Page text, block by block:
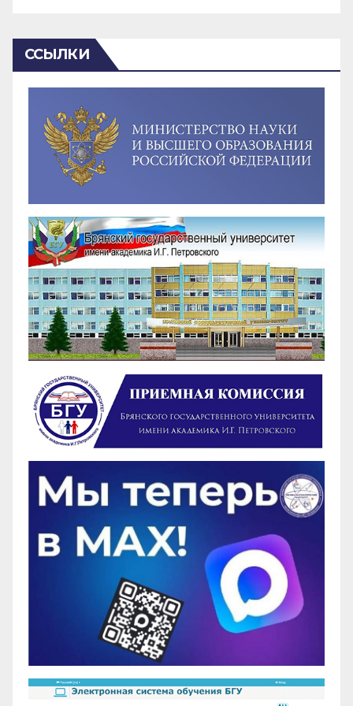
ССЫЛКИ